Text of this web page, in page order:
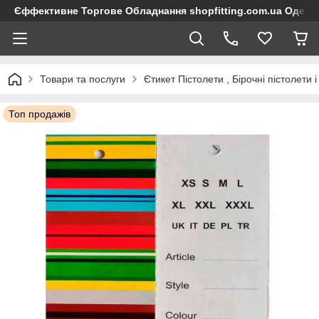
Єффективне Торгове Обладнання shopfitting.com.ua Одеса
Товари та послуги Єтикет Пістолети , Бірочні пістолети
Топ продажів